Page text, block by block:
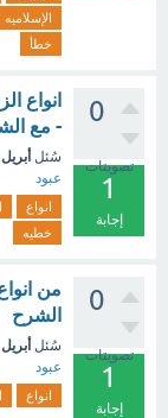
الإسلاميه
خطأ
0
تصويتات
1
إجابة
انواع
- مع
سُئل أبريل 4
عبود
انواع
خطيه
0
تصويتات
1
إجابة
من
الشرح
سُئل أبريل 3
عبود
انواع